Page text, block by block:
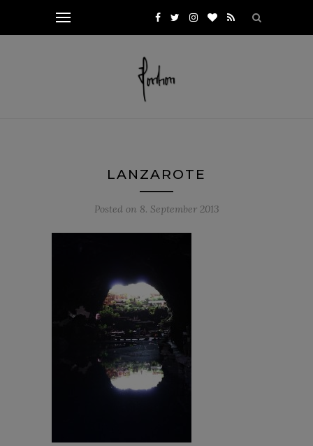
LANZAROTE
Posted on 8. September 2013